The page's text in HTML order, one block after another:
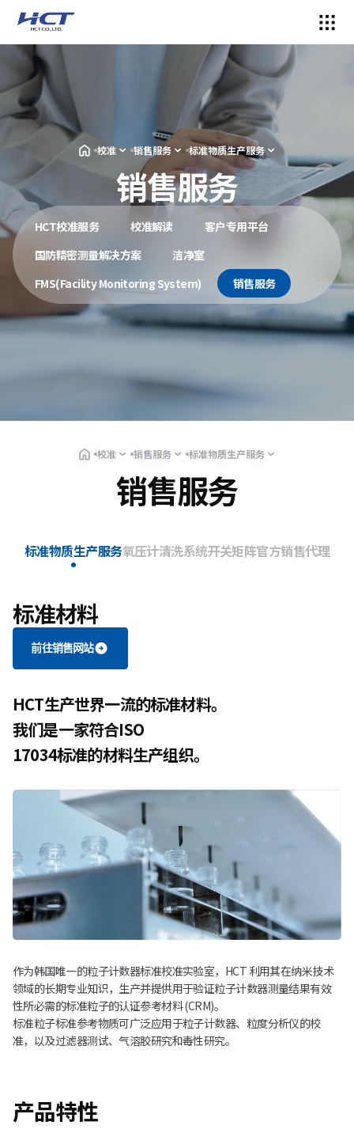
校准 销售服务 标准物质生产服务
销售服务
HCT校准服务 校准解读
客户专用平台
国防精密测量解决方案
洁净室
FMS(Facility Monitoring System)
销售服务
校准 销售服务 标准物质生产服务
销售服务
标准物质生产服务氧压计清洗系统开关矩阵官方销售代理
标准材料
前往销售网站
HCT生产世界一流的标准材料。
我们是一家符合ISO
17034标准的材料生产组织。
作为韩国唯一的粒子计数器标准校准实验室，HCT 利用其在纳米技术
领域的长期专业知识，生产并提供用于验证粒子计数器测量结果有效
性所必需的标准粒子的认证参考材料 (CRM)。
标准粒子标准参考物质可广泛应用于粒子计数器、粒度分析仪的校
准，以及过滤器测试、气溶胶研究和毒性研究。
产品特性